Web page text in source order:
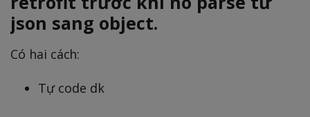
json sang object.
Có hai cách:
Tự code dk